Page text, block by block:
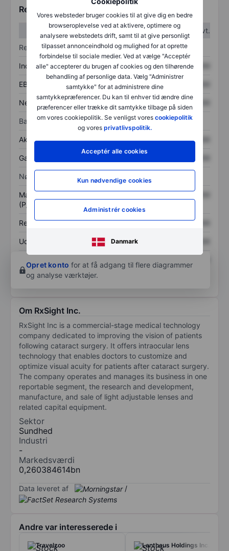
Vores websteder bruger cookies til at give dig en bedre
browseroplevelse ved at aktivere, optimere og
analysere webstedets drift, samt til at give personligt
tilpasset annonceindhold og mulighed for at oprette
forbindelse til sociale medier. Ved at vælge "Acceptér
alle" accepterer du brugen af cookies og den tilhørende
behandling af personlige data. Vælg "Administrer
samtykke" for at administrere dine
samtykkepræferencer. Du kan til enhver tid ændre dine
præferencer eller trække dit samtykke tilbage på siden
om vores cookiepolitik. Se venligst vores cookiepolitik
og vores privatlivspolitik.
Acceptér alle cookies
Kun nødvendige cookies
Administrér cookies
Danmark
Regnskabstal
1. kvt.
2. kvt.
Resultatopgørelse
Indtægter XXXXXXX XXXXXXX
EBITDA XXXXXXX
Nettoresultat
Balance
Aktiver i alt XXXXXXX XXXXXXX
Gæld
Nøgletal
Markedsværdi/omsætning
(P/S)
Resultat pr. aktie (EPS) XXXXXXX XXXXXXX
Udbytte pr. aktie XXXXXXX
Opret konto for at få adgang til flere diagrammer
og analyse værktøjer.
Om RxSight Inc.
RxSight Inc is a commercial-stage medical technology
company dedicated to improving the vision of patients
following cataract surgery. It offers intraocular lens
technology that enables doctors to customize and
optimize visual acuity for patients after cataract surgery.
The company operates and manages its business in one
reportable segment, the research and development,
manufacture, and sale of light adjustable lenses and
related capital equipment.
Sektor
Sundhed
Industri
-
Markedsværdi
0,260384614bn
Data leveret af /
Andre var interesserede i
Travelzoo Lantheus Holdings Inc.